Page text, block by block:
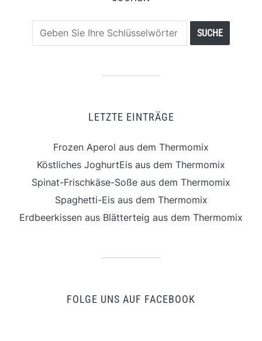
LETZTE EINTRÄGE
Frozen Aperol aus dem Thermomix
Köstliches JoghurtEis aus dem Thermomix
Spinat-Frischkäse-Soße aus dem Thermomix
Spaghetti-Eis aus dem Thermomix
Erdbeerkissen aus Blätterteig aus dem Thermomix
FOLGE UNS AUF FACEBOOK